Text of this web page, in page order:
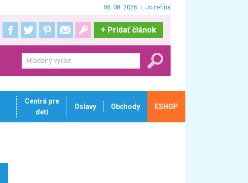
06. 08. 2026 Jozefína
+ Pridať článok
Centrá pre
deti
Oslavy Obchody ESHOP